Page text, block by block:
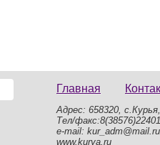
Главная
Адрес: 658320,
Тел/факс:8(38576)22401
e-mail: kur_adm@mail.ru
www.kurya.ru